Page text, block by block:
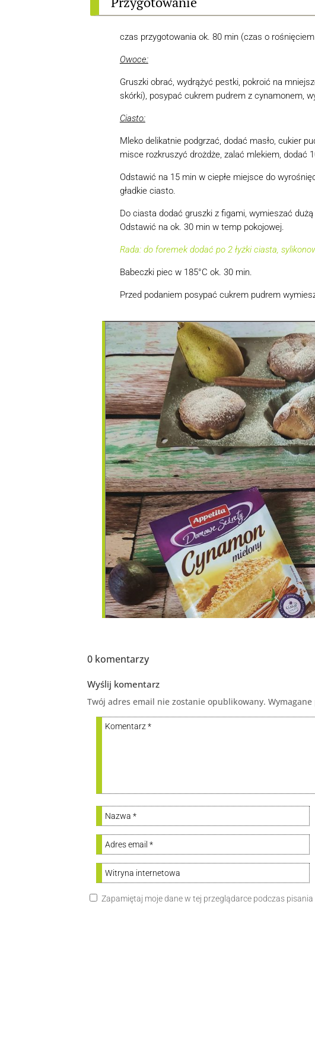
czas przygotowania ok. 80 min (czas o
Owoce:
Gruszki obrać, wydrążyć pestki, pokroić na
skórki), posypać cukrem pudrem z cynamonem,
Ciasto:
Mleko delikatnie podgrzać, dodać masło, cukier
misce rozkruszyć drożdże, zalać mlekiem, dodać
Odstawić na 15 min w ciepłe miejsce do
gładkie ciasto.
Do ciasta dodać gruszki z figami, wymieszać
Odstawić na ok. 30 min w temp pokojowej.
Rada: do foremek dodać po 2 łyżki ciasta,
Babeczki piec w 185°C ok. 30 min.
Przed podaniem posypać cukrem pudrem
0 komentarzy
Wyślij komentarz
Twój adres email nie zostanie opublikowany. Wymagane
Zapamiętaj moje dane w tej przeglądarce podczas